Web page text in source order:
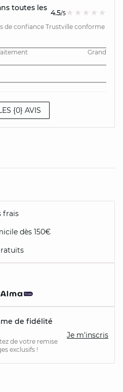
toutes les
4.5/5
de confiance Trustville conforme
Grand
{0} AVIS
frais
dès 150€
de fidélité
de votre remise
exclusifs !
Je m'inscris